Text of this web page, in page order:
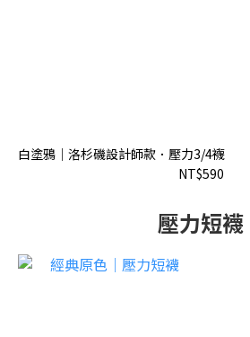
白塗鴉｜洛杉磯設計師款．壓力3/4襪
NT$590
壓力短襪